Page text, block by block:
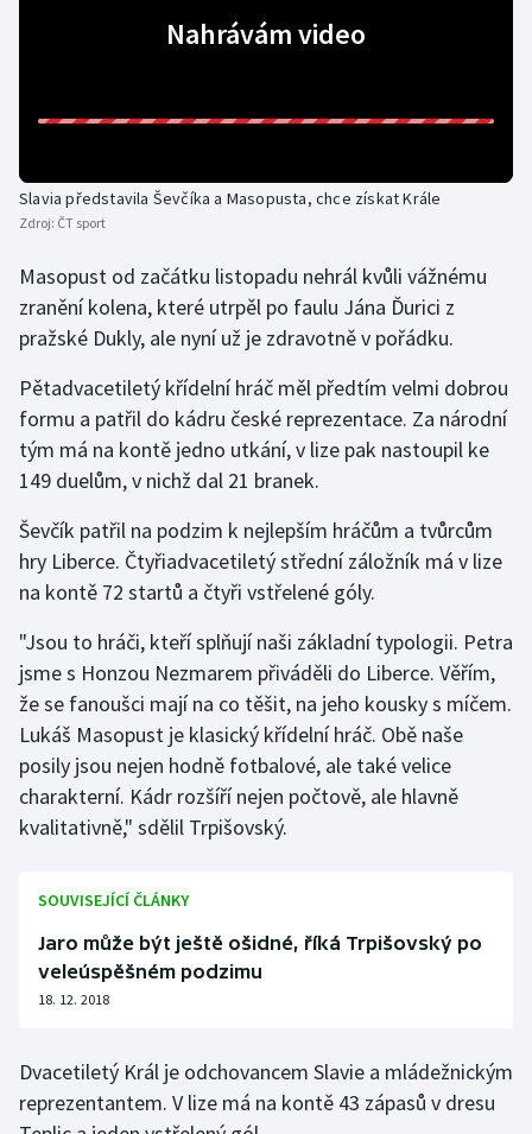
Plavání
Plážový volejbal
Ragby
Rychlobruslení
Rychlostní kanoistika
Sportovní střelba
Triatlon
Veslování
Vodní slalom
Ostatní
Nahrávám video
Slavia představila Ševčíka a Masopusta, chce získat Krále
Zdroj: ČT sport
Masopust od začátku listopadu nehrál kvůli vážnému
zranění kolena, které utrpěl po faulu Jána Ďurici z
pražské Dukly, ale nyní už je zdravotně v pořádku.
Pětadvacetiletý křídelní hráč měl předtím velmi dobrou
formu a patřil do kádru české reprezentace. Za národní
tým má na kontě jedno utkání, v lize pak nastoupil ke
149 duelům, v nichž dal 21 branek.
Ševčík patřil na podzim k nejlepším hráčům a tvůrcům
hry Liberce. Čtyřiadvacetiletý střední záložník má v lize
na kontě 72 startů a čtyři vstřelené góly.
"Jsou to hráči, kteří splňují naši základní typologii. Petra
jsme s Honzou Nezmarem přiváděli do Liberce. Věřím,
že se fanoušci mají na co těšit, na jeho kousky s míčem.
Lukáš Masopust je klasický křídelní hráč. Obě naše
posily jsou nejen hodně fotbalové, ale také velice
charakterní. Kádr rozšíří nejen počtově, ale hlavně
kvalitativně," sdělil Trpišovský.
SOUVISEJÍCÍ ČLÁNKY
Jaro může být ještě ošidné, říká Trpišovský po
veleúspěšném podzimu
18. 12. 2018
Dvacetiletý Král je odchovancem Slavie a mládežnickým
reprezentantem. V lize má na kontě 43 zápasů v dresu